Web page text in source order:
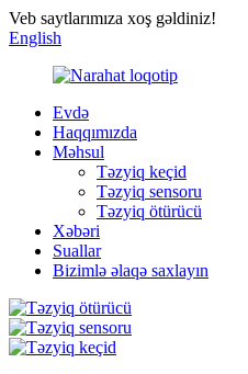
Veb saytlarımıza xoş gəldiniz!
English
Evdə
Haqqımızda
Məhsul
Təzyiq keçid
Təzyiq sensoru
Təzyiq ötürücü
Xəbəri
Suallar
Bizimlə əlaqə saxlayın